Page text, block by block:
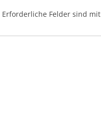
Erforderliche Felder sind mit